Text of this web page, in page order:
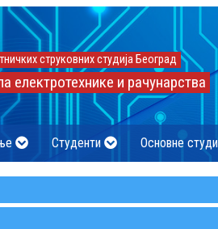
струковних студија Београд
електротехнике и рачунарства
Студенти Основне